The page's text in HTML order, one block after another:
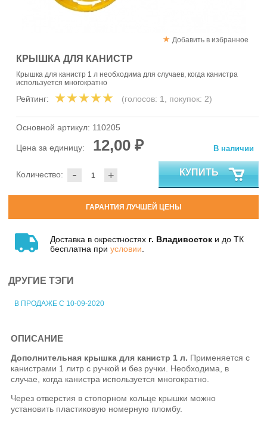
Добавить в избранное
КРЫШКА ДЛЯ КАНИСТР
Крышка для канистр 1 л необходима для случаев, когда канистра
используется многократно
Рейтинг: (голосов: 1, покупок: 2)
Основной артикул: 110205
Цена за единицу: 12,00 ₽
- +
Количество:
В наличии
КУПИТЬ
ГАРАНТИЯ ЛУЧШЕЙ ЦЕНЫ
Доставка в окрестностях г. Владивосток и до ТК
бесплатна при условии
ДРУГИЕ ТЭГИ
В ПРОДАЖЕ С 10-09-2020
ОПИСАНИЕ
Дополнительная крышка для канистр 1 л. Применяется с
канистрами 1 литр с ручкой и без ручки. Необходима, в
случае, когда канистра используется многократно.
Через отверстия в стопорном кольце крышки можно
установить пластиковую номерную пломбу.